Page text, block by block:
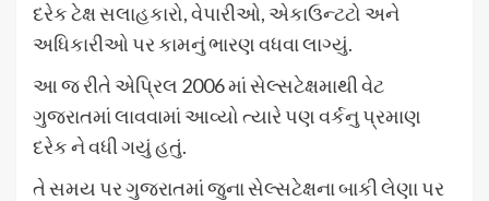
દરેક ટેક્ષ સલાહકારો, વેપારીઓ, એકાઉન્ટટો અને
અધિકારીઓ પર કામનું ભારણ વધવા લાગ્યું.
આ જ રીતે એપ્રિલ 2006 માં સેલ્સટેક્ષમાથી વેટ
ગુજરાતમાં લાવવામાં આવ્યો ત્યારે પણ વર્કનુ પ્રમાણ
દરેક ને વધી ગયું હતું.
તે સમય પર ગુજરાતમાં જુના સેલ્સટેક્ષના બાકી લેણા પર